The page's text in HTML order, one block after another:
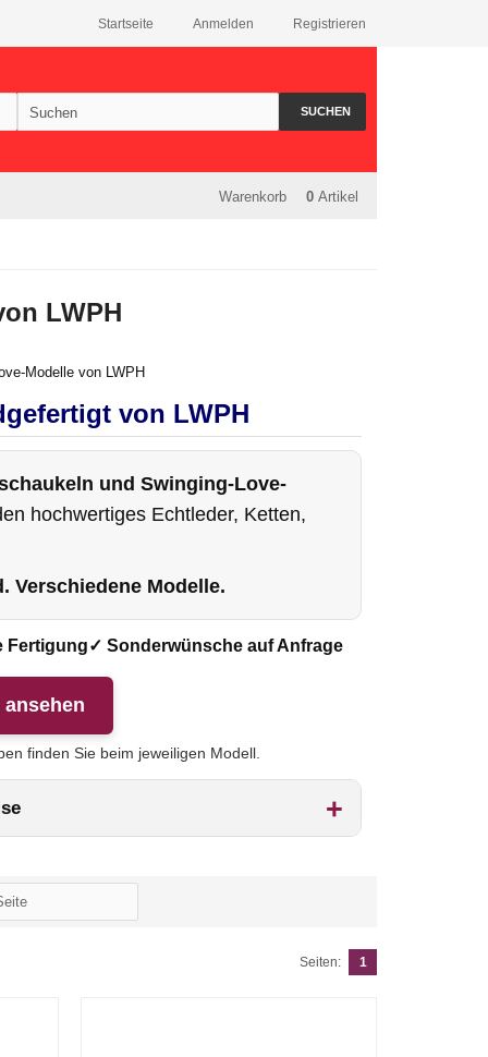
Registrieren
Anmelden
Startseite
SUCHEN
Warenkorb 0 Artikel
LWPH
von LWPH
und Swinging-Love-
hochwertiges Echtleder, Ketten,
Verschiedene Modelle.
Fertigung✓ Sonderwünsche auf Anfrage
finden Sie beim jeweiligen Modell.
Seiten: 1